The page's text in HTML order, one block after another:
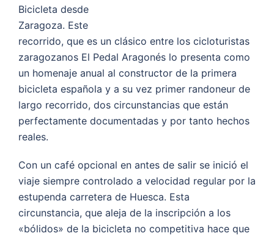
Bicicleta desde
Zaragoza. Este
recorrido, que es un clásico entre los cicloturistas
zaragozanos El Pedal Aragonés lo presenta como
un homenaje anual al constructor de la primera
bicicleta española y a su vez primer randoneur de
largo recorrido, dos circunstancias que están
perfectamente documentadas y por tanto hechos
reales.
Con un café opcional en antes de salir se inició el
viaje siempre controlado a velocidad regular por la
estupenda carretera de Huesca. Esta
circunstancia, que aleja de la inscripción a los
«bólidos» de la bicicleta no competitiva hace que